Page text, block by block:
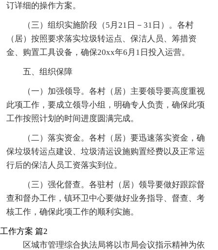
订详细的操作方案。
（三）组织实施阶段（5月21日－31日）。各村
（居）按照要求落实垃圾转运点、保洁人员、筹措资
金、购置工具设备，确保20xx年6月1日投入运营。
五、组织保障
（一）加强领导。各村（居）主要领导要高度重视
此项工作，要成立领导小组，明确专人负责，确保此项
工作按照计划的时间进度圆满完成。
（二）落实资金。各村（居）要迅速落实资金，确
保垃圾转运点建设、垃圾清运设施购置经费以及正常运
行后的保洁人员工资落实到位。
（三）强化督查。各驻村（居）领导要做好跟踪督
查和督办工作，镇环卫中心要做好业务指导、督查、考
核工作，确保此项工作的顺利实施。
工作方案 篇2
区城市管理综合执法局将以市局会议指示精神为依